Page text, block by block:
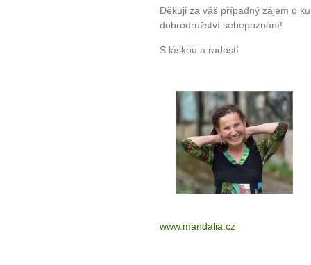
Děkuji za váš případný zájem o
dobrodružství sebepoznání!
S láskou a radostí
www.mandalia.cz